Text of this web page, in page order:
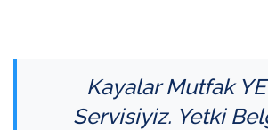
Kayalar Mutfak
Servisiyiz. Yetki